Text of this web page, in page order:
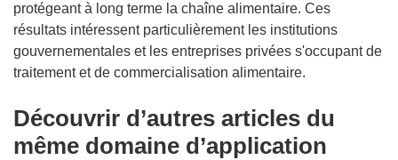
protégeant à long terme la chaîne alimentaire. Ces
résultats intéressent particulièrement les institutions
gouvernementales et les entreprises privées s'occupant de
traitement et de commercialisation alimentaire.
Découvrir d’autres articles du
même domaine d’application